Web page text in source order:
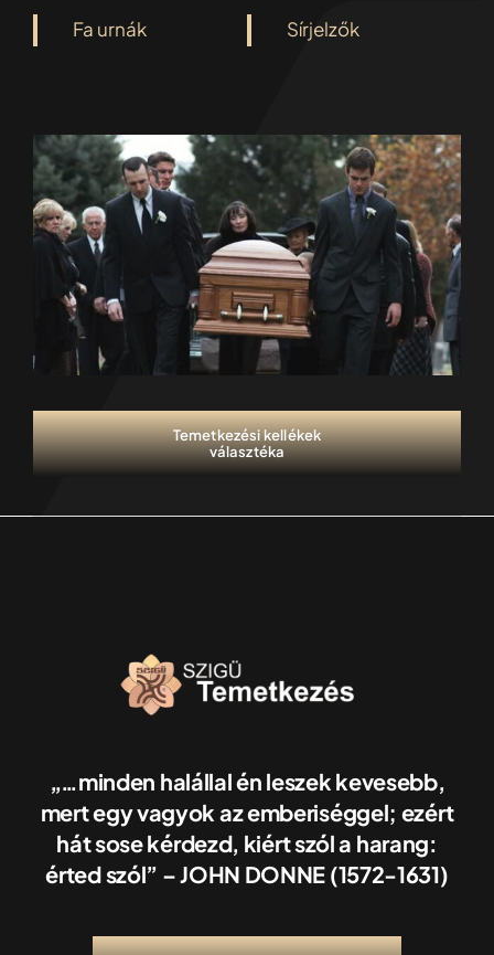
Fa urnák Sírjelzők
Temetkezési kellékek
választéka
„…minden halállal én leszek kevesebb,
mert egy vagyok az emberiséggel; ezért
hát sose kérdezd, kiért szól a harang:
érted szól” – JOHN DONNE (1572-1631)